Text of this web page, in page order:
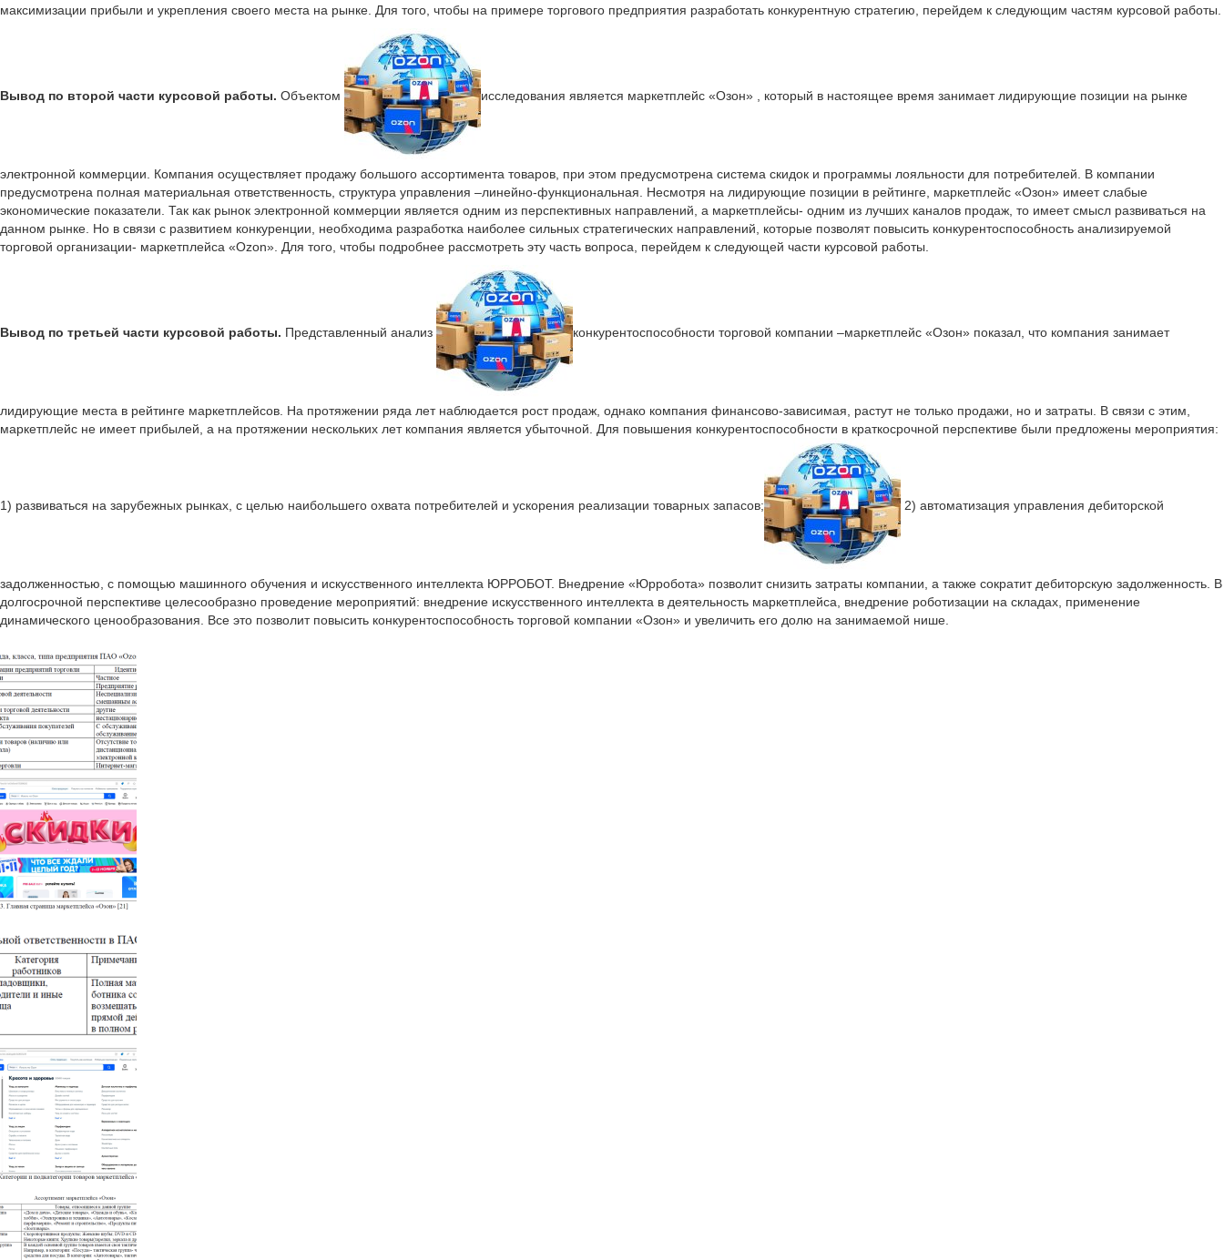
максимизации прибыли и укрепления своего места на рынке. Для того, чтобы на примере торгового предприятия разработать конкурентную стратегию, перейдем к следующим частям курсовой работы.
Вывод по второй части курсовой работы. Объектом исследования является маркетплейс «Озон» , который в настоящее время занимает лидирующие позиции на рынке
электронной коммерции. Компания осуществляет продажу большого ассортимента товаров, при этом предусмотрена система скидок и программы лояльности для потребителей. В компании
предусмотрена полная материальная ответственность, структура управления –линейно-функциональная. Несмотря на лидирующие позиции в рейтинге, маркетплейс «Озон» имеет слабые
экономические показатели. Так как рынок электронной коммерции является одним из перспективных направлений, а маркетплейсы- одним из лучших каналов продаж, то имеет смысл развиваться на
данном рынке. Но в связи с развитием конкуренции, необходима разработка наиболее сильных стратегических направлений, которые позволят повысить конкурентоспособность анализируемой
торговой организации- маркетплейса «Ozon». Для того, чтобы подробнее рассмотреть эту часть вопроса, перейдем к следующей части курсовой работы.
Вывод по третьей части курсовой работы. Представленный анализ конкурентоспособности торговой компании –маркетплейс «Озон» показал, что компания занимает
лидирующие места в рейтинге маркетплейсов. На протяжении ряда лет наблюдается рост продаж, однако компания финансово-зависимая, растут не только продажи, но и затраты. В связи с этим,
маркетплейс не имеет прибылей, а на протяжении нескольких лет компания является убыточной. Для повышения конкурентоспособности в краткосрочной перспективе были предложены мероприятия:
1) развиваться на зарубежных рынках, с целью наибольшего охвата потребителей и ускорения реализации товарных запасов; 2) автоматизация управления дебиторской
задолженностью, с помощью машинного обучения и искусственного интеллекта ЮРРОБОТ. Внедрение «Юрробота» позволит снизить затраты компании, а также сократит дебиторскую задолженность. В
долгосрочной перспективе целесообразно проведение мероприятий: внедрение искусственного интеллекта в деятельность маркетплейса, внедрение роботизации на складах, применение
динамического ценообразования. Все это позволит повысить конкурентоспособность торговой компании «Озон» и увеличить его долю на занимаемой нише.